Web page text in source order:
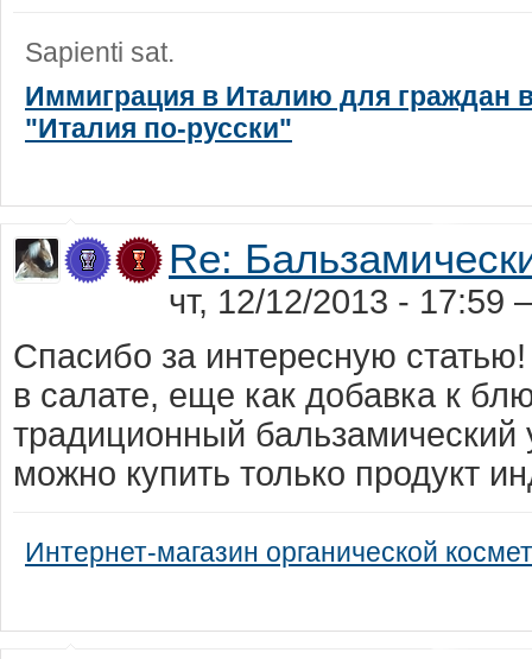
Sapienti sat.
Иммиграция в Италию для граждан
"Италия по-русски"
Re:
чт, 12/12/2013 - 17:59
Спасибо за интересную
в салате, еще как добавка к
традиционный бальзамический
можно купить только продукт
Интернет-магазин органической